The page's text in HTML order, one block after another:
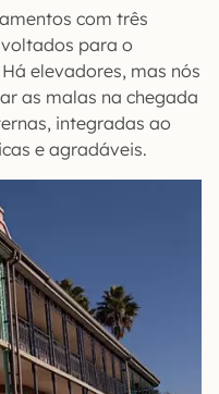
com três
para o
elevadores, mas nós
as malas na chegada
integradas ao
e agradáveis.